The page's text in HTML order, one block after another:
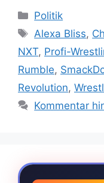
Kategorien
Politik
Schlagwörter
Alexa Bliss,
NXT, Profi-
Rumble,
Revolution,
Kommentar